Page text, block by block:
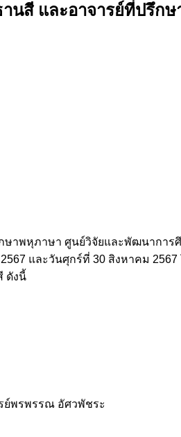
นสี และอาจารย์ที่ปรึก
ษาพหุภาษา ศูนย์วิจัยและพัฒนากา
และวันศุกร์ที่ 30 สิงหาคม 2567
ดังนี้
ย์พรพรรณ อัศวพัชระ